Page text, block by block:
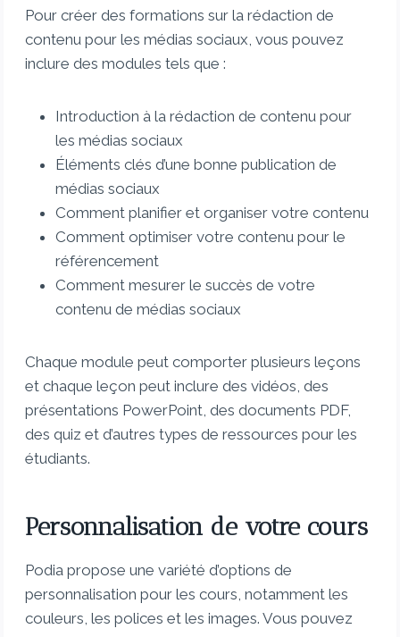
Pour créer des formations sur la rédaction de
contenu pour les médias sociaux, vous pouvez
inclure des modules tels que :
Introduction à la rédaction de contenu pour
les médias sociaux
Éléments clés d’une bonne publication de
médias sociaux
Comment planifier et organiser votre contenu
Comment optimiser votre contenu pour le
référencement
Comment mesurer le succès de votre
contenu de médias sociaux
Chaque module peut comporter plusieurs leçons
et chaque leçon peut inclure des vidéos, des
présentations PowerPoint, des documents PDF,
des quiz et d’autres types de ressources pour les
étudiants.
Personnalisation de votre cours
Podia propose une variété d’options de
personnalisation pour les cours, notamment les
couleurs, les polices et les images. Vous pouvez